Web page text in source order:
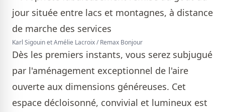
Karl Sigouin et Amélie Lacroix / Remax Bonjour
Dès les premiers instants, vous serez subjugué
par l'aménagement exceptionnel de l'aire
ouverte aux dimensions généreuses. Cet
espace décloisonné, convivial et lumineux est